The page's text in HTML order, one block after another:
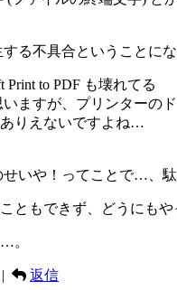
る不具合ということに
to PDF も壊れてる
ますが、プリンターの
りえないですよね…
いや！ってことで…、駄
ともできず、どうにも
。
返信